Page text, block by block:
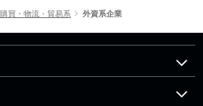
購買・物流・貿易系 外資系企業